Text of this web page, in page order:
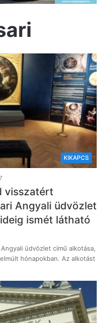
KIKAPCS
visszatért
Angyali üdvözlet
ismét látható
üdvözlet című alkotása,
hónapokban. Az alkotást